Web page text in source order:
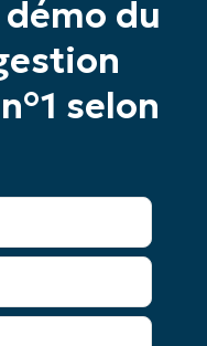
du
selon